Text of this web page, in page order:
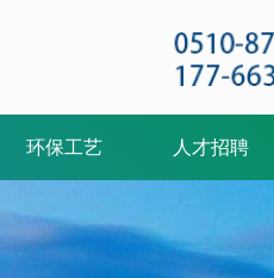
环保工艺 人才招聘